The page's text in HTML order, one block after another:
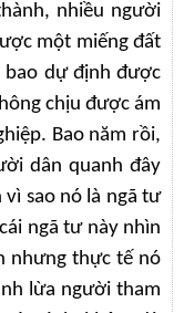
nhiều người
một miếng đất
dự định được
chịu được ám
Bao năm rồi,
dân quanh đây
sao nó là ngã tư
ngã tư này nhìn
nhưng thực tế nó
lừa người tham